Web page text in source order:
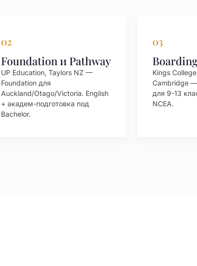
02
Foundation и Pathway
UP Education, Taylors NZ —
Foundation для
Auckland/Otago/Victoria. English
+ академ-подготовка под
Bachelor.
03
Kings
Cambridge
для 9-13
NCEA.